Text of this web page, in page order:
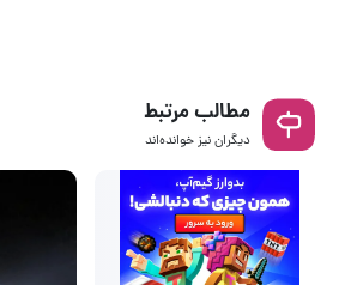
مطالب مرتبط
دیگران نیز خوانده‌اند